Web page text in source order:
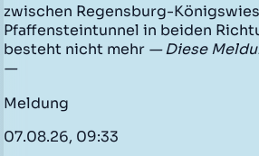
zwischen Regensburg-
Pfaffensteintunnel in beiden
besteht nicht mehr — Diese
—
Meldung
07.08.26, 09:33